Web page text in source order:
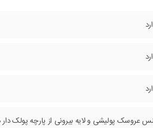
عروسک پولیشی و لایه بیرونی از پارچه پولک